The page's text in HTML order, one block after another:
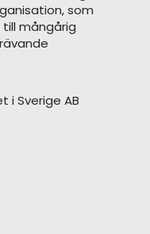
som
mångårig
i Sverige AB